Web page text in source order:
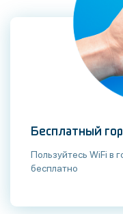
Бесплатный
Пользуйтесь WiFi в
бесплатно